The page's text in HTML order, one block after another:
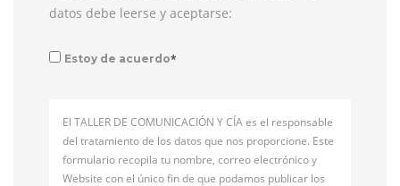
datos debe leerse y aceptarse:
Estoy de acuerdo*
El TALLER DE COMUNICACIÓN Y CÍA es el responsable
del tratamiento de los datos que nos proporcione. Este
formulario recopila tu nombre, correo electrónico y
Website con el único fin de que podamos publicar los